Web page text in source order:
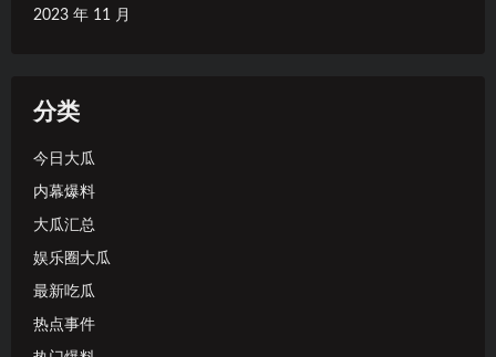
2023 年 11 月
分类
今日大瓜
内幕爆料
大瓜汇总
娱乐圈大瓜
最新吃瓜
热点事件